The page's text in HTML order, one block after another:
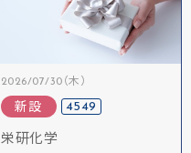
2026/07/30（木）
新設 4549
栄研化学